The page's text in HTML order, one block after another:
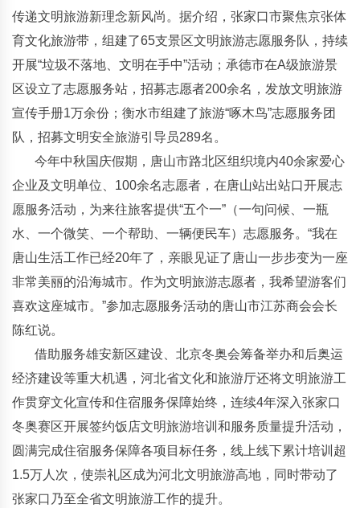
传递文明旅游新理念新风尚。据介绍，张家口市聚焦京张体
育文化旅游带，组建了65支景区文明旅游志愿服务队，持续
开展“垃圾不落地、文明在手中”活动；承德市在A级旅游景
区设立了志愿服务站，招募志愿者200余名，发放文明旅游
宣传手册1万余份；衡水市组建了旅游“啄木鸟”志愿服务团
队，招募文明安全旅游引导员289名。
今年中秋国庆假期，唐山市路北区组织境内40余家爱心
企业及文明单位、100余名志愿者，在唐山站出站口开展志
愿服务活动，为来往旅客提供“五个一”（一句问候、一瓶
水、一个微笑、一个帮助、一辆便民车）志愿服务。“我在
唐山生活工作已经20年了，亲眼见证了唐山一步步变为一座
非常美丽的沿海城市。作为文明旅游志愿者，我希望游客们
喜欢这座城市。”参加志愿服务活动的唐山市江苏商会会长
陈红说。
借助服务雄安新区建设、北京冬奥会筹备举办和后奥运
经济建设等重大机遇，河北省文化和旅游厅还将文明旅游工
作贯穿文化宣传和住宿服务保障始终，连续4年深入张家口
冬奥赛区开展签约饭店文明旅游培训和服务质量提升活动，
圆满完成住宿服务保障各项目标任务，线上线下累计培训超
1.5万人次，使崇礼区成为河北文明旅游高地，同时带动了
张家口乃至全省文明旅游工作的提升。